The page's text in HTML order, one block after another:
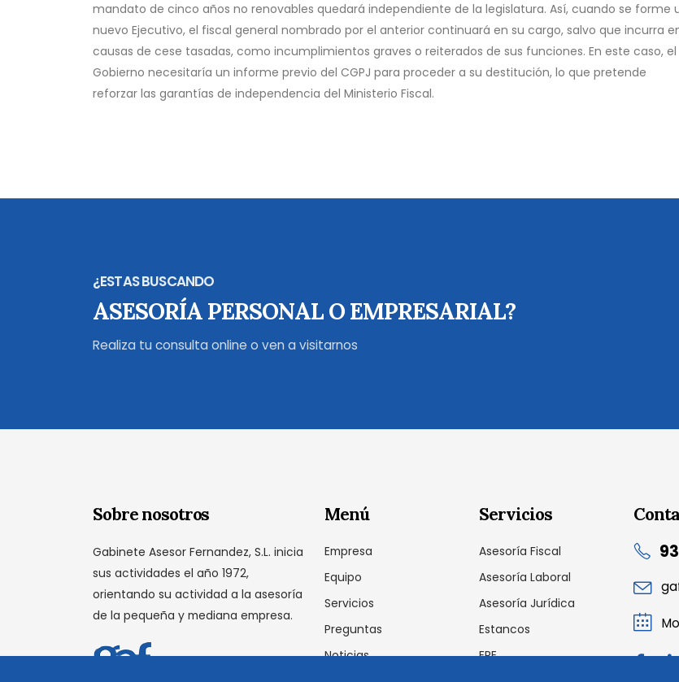
mandato de cinco años no renovables quedará independiente de la legislatura. Así, cuando se forme
nuevo Ejecutivo, el fiscal general nombrado por el anterior continuará en su cargo, salvo que incurra
causas de cese tasadas, como incumplimientos graves o reiterados de sus funciones. En este caso, el
Gobierno necesitaría un informe previo del CGPJ para proceder a su destitución, lo que pretende
reforzar las garantías de independencia del Ministerio Fiscal.
¿ESTAS BUSCANDO
ASESORÍA PERSONAL O EMPRESARIAL?
Realiza tu consulta online o ven a visitarnos
Sobre nosotros
Gabinete Asesor Fernandez, S.L. inicia
sus actividades el año 1972,
orientando su actividad a la asesoría
de la pequeña y mediana empresa.
Menú
Empresa
Equipo
Servicios
Preguntas
Noticias
Servicios
Asesoría Fiscal
Asesoría Laboral
Asesoría Jurídica
Estancos
ERE